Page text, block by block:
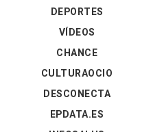
DEPORTES
VÍDEOS
CHANCE
CULTURAOCIO
DESCONECTA
EPDATA.ES